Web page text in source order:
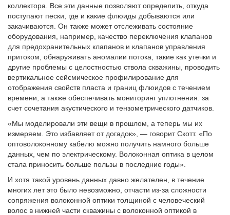
коллектора. Все эти данные позволяют определить, откуда
поступают пески, где и какие флюиды добываются или
закачиваются. Он также может отслеживать состояние
оборудования, например, качество переключения клапанов
для предохранительных клапанов и клапанов управления
притоком, обнаруживать аномалии потока, такие как утечки и
другие проблемы с целостностью ствола скважины, проводить
вертикальное сейсмическое профилирование для
отображения свойств пласта и границ флюидов с течением
времени, а также обеспечивать мониторинг уплотнения. за
счет сочетания акустического и тензометрического датчиков.
«Мы моделировали эти вещи в прошлом, а теперь мы их
измеряем. Это избавляет от догадок», — говорит Скотт. «По
оптоволоконному кабелю можно получить намного больше
данных, чем по электрическому. Волоконная оптика в целом
стала приносить больше пользы в последние годы».
И хотя такой уровень данных давно желателен, в течение
многих лет это было невозможно, отчасти из-за сложности
сопряжения волоконной оптики толщиной с человеческий
волос в нижней части скважины с волоконной оптикой в